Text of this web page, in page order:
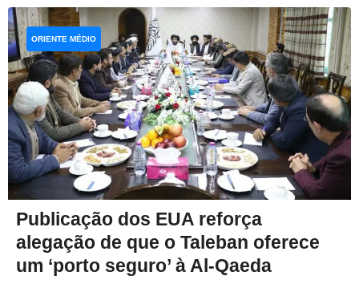
Publicação dos EUA reforça
alegação de que o Taleban oferece
um ‘porto seguro’ à Al-Qaeda
ORIENTE MÉDIO